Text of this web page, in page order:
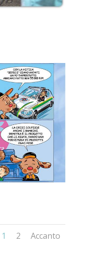
1 2 Accanto